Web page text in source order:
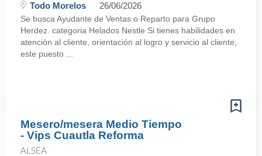
Todo Morelos 26/06/2026
Se busca Ayudante de Ventas o Reparto para Grupo
Herdez. categoria Helados Nestle Si tienes habilidades en
atención al cliente, orientación al logro y servicio al cliente,
este puesto ...
Mesero/mesera Medio Tiempo
- Vips Cuautla Reforma
ALSEA